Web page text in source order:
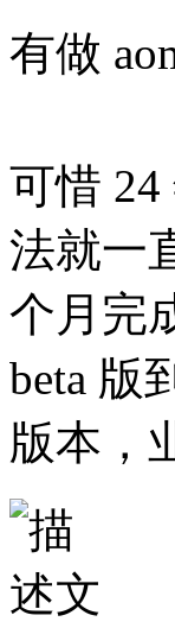
有做
可惜
法就一
个月完
beta 版
版本，